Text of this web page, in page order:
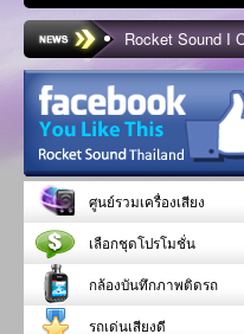
Rocket Sound I
ศูนย์รวมเครื่องเสียง
เลือกชุดโปรโมชั่น
กล้องบันทึกภาพติดรถ
รถเด่นเสียงดี